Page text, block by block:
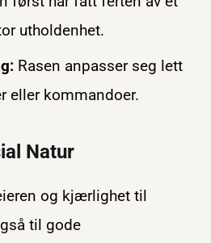
utholdenhet.
Rasen anpasser seg lett
eller kommandoer.
Natur
og kjærlighet til
til gode